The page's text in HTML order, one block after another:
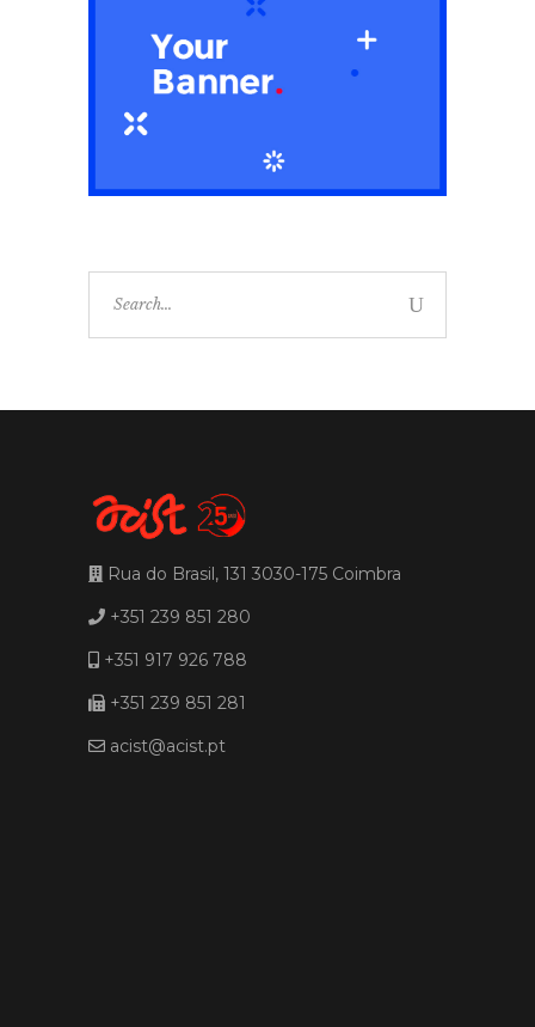
Rua do Brasil, 131 3030-175 Coimbra
+351 239 851 280
+351 917 926 788
+351 239 851 281
acist@acist.pt